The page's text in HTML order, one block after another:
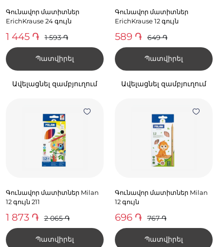
Գունավոր մատիտներ
ErichKrause 24 գույն
1 445 ֏ 1 593 ֏
Պատվիրել
Ավելացնել զամբյուղում
Գունավոր մատիտներ
ErichKrause 12 գույն
589 ֏ 649 ֏
Պատվիրել
Ավելացնել զամբյուղում
Գունավոր մատիտներ Milan
12 գույն 211
1 873 ֏ 2 065 ֏
Պատվիրել
Գունավոր մատիտներ Milan
12 գույն
696 ֏ 767 ֏
Պատվիրել